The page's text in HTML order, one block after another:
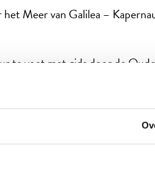
Meer van Galilea –
te voet met gids door de
- Olijfberg - Gethsemané -
Grafkerk - Hurva Synagoge -
Bar Mitsvah – Knesseth –
– Qumran - Ein Gedi -